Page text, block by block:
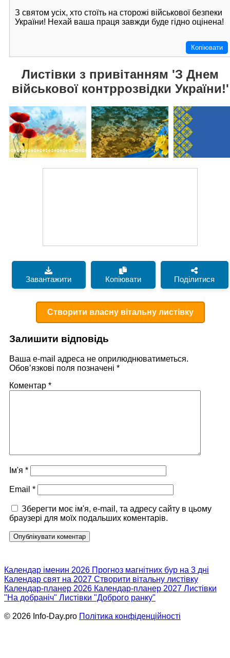
З святом усіх, хто стоїть на сторожі військової безпеки
України! Нехай ваша праця завжди буде гідно оцінена!
Копіювати
Листівки з привітанням 'З Днем
військової контррозвідки України!'
Завантажити Копіювати Поділитися
Створити власну вітальну листівку
Залишити відповідь
Ваша e-mail адреса не оприлюднюватиметься.
Обов’язкові поля позначені *
Коментар *
Ім'я *
Email *
Зберегти моє ім'я, e-mail, та адресу сайту в цьому
браузері для моїх подальших коментарів.
Календар іменин 2026 Прогноз магнітних бур на 3 дні
Календар свят на 2027 Створити вітальну листівку
Календар-планер 2026 Календар-планер 2027 Листівки
"На добраніч" Листівки "Доброго ранку"
© 2026 Info-Day.pro Політика конфіденційності